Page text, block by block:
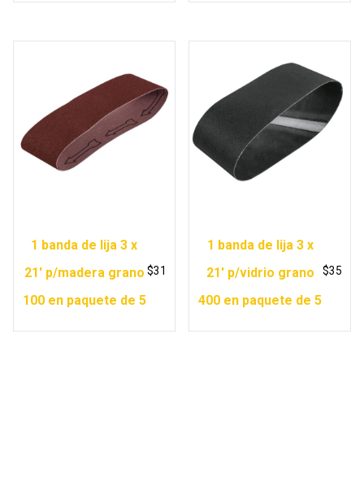
1 banda de lija 3 x
21′ p/madera grano
100 en paquete de 5
$31
1 banda de lija 3 x
21′ p/vidrio grano
400 en paquete de 5
$35